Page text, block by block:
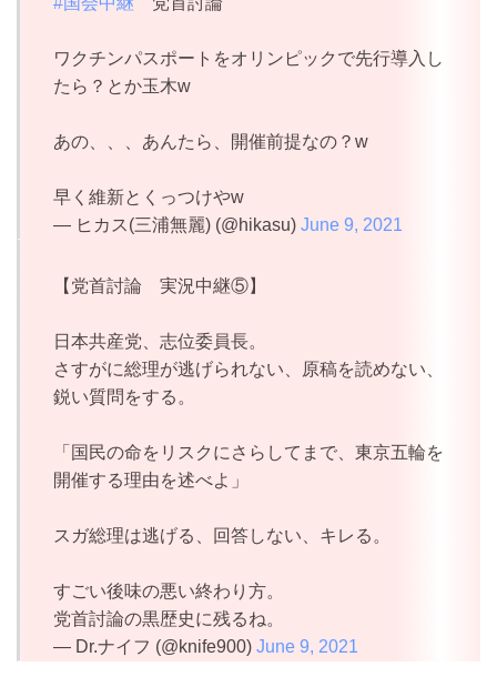
ワクチンパスポートをオリンピックで先行導入し
たら？とか玉木w
あの、、、あんたら、開催前提なの？w
早く維新とくっつけやw
— ヒカス(三浦無麗) (@hikasu) June 9, 2021
【党首討論 実況中継⑤】
日本共産党、志位委員長。
さすがに総理が逃げられない、原稿を読めない、
鋭い質問をする。
「国民の命をリスクにさらしてまで、東京五輪を
開催する理由を述べよ」
スガ総理は逃げる、回答しない、キレる。
すごい後味の悪い終わり方。
党首討論の黒歴史に残るね。
— Dr.ナイフ (@knife900) June 9, 2021